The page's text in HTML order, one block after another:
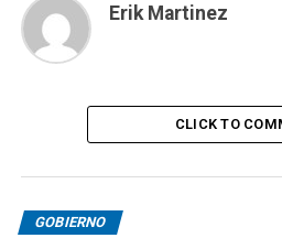
Erik Martinez
CLICK TO
GOBIERNO